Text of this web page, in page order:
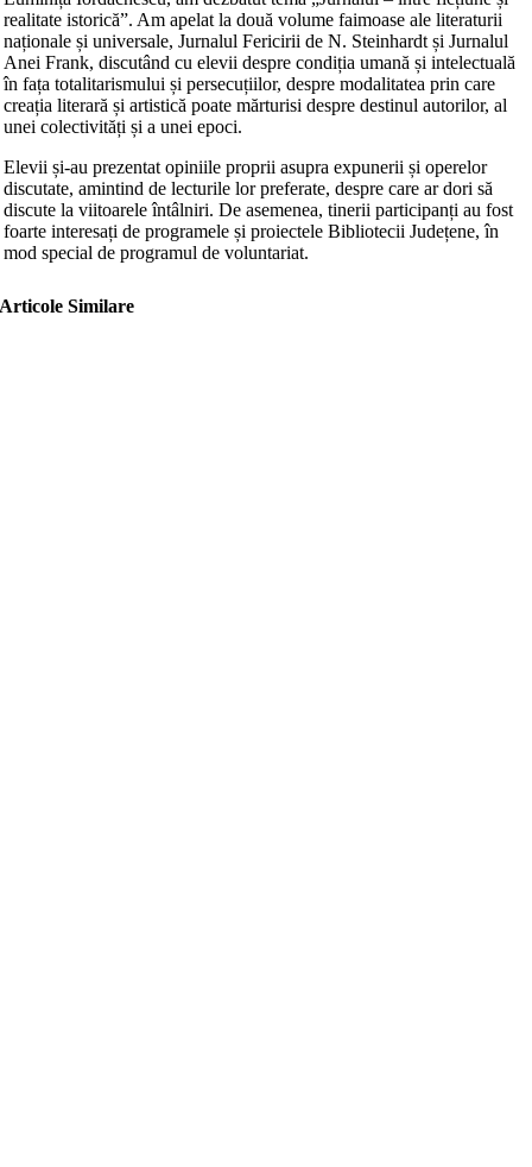
realitate istorică”. Am apelat la două volume faimoase ale literaturii
naționale și universale, Jurnalul Fericirii de N. Steinhardt și Jurnalul
Anei Frank, discutând cu elevii despre condiția umană și intelectuală
în fața totalitarismului și persecuțiilor, despre modalitatea prin care
creația literară și artistică poate mărturisi despre destinul autorilor, al
unei colectivități și a unei epoci.
Elevii și-au prezentat opiniile proprii asupra expunerii și operelor
discutate, amintind de lecturile lor preferate, despre care ar dori să
discute la viitoarele întâlniri. De asemenea, tinerii participanți au fost
foarte interesați de programele și proiectele Bibliotecii Județene, în
mod special de programul de voluntariat.
Articole Similare